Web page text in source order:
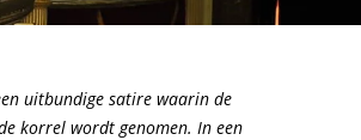
uitbundige satire waarin de
korrel wordt genomen. In een